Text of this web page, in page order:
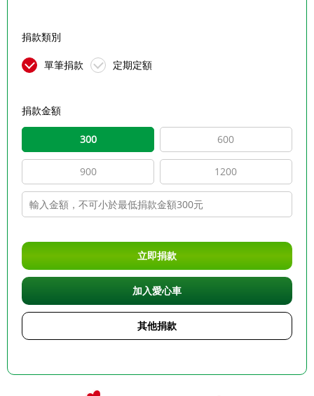
捐款類別
單筆捐款 定期定額
捐款金額
300 600
900 1200
立即捐款
加入愛心車
其他捐款